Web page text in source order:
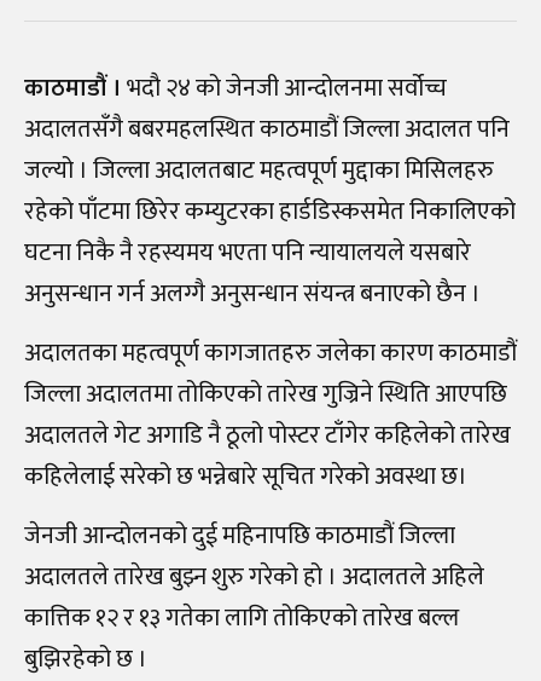
काठमाडौं । भदौ २४ को जेनजी आन्दोलनमा सर्वोच्च
अदालतसँगै बबरमहलस्थित काठमाडौं जिल्ला अदालत पनि
जल्यो । जिल्ला अदालतबाट महत्वपूर्ण मुद्दाका मिसिलहरु
रहेको पाँटमा छिरेर कम्युटरका हार्डडिस्कसमेत निकालिएको
घटना निकै नै रहस्यमय भएता पनि न्यायालयले यसबारे
अनुसन्धान गर्न अलग्गै अनुसन्धान संयन्त्र बनाएको छैन ।
अदालतका महत्वपूर्ण कागजातहरु जलेका कारण काठमाडौं
जिल्ला अदालतमा तोकिएको तारेख गुज्रिने स्थिति आएपछि
अदालतले गेट अगाडि नै ठूलो पोस्टर टाँगेर कहिलेको तारेख
कहिलेलाई सरेको छ भन्नेबारे सूचित गरेको अवस्था छ।
जेनजी आन्दोलनको दुई महिनापछि काठमाडौं जिल्ला
अदालतले तारेख बुझ्न शुरु गरेको हो । अदालतले अहिले
कात्तिक १२ र १३ गतेका लागि तोकिएको तारेख बल्ल
बुझिरहेको छ ।